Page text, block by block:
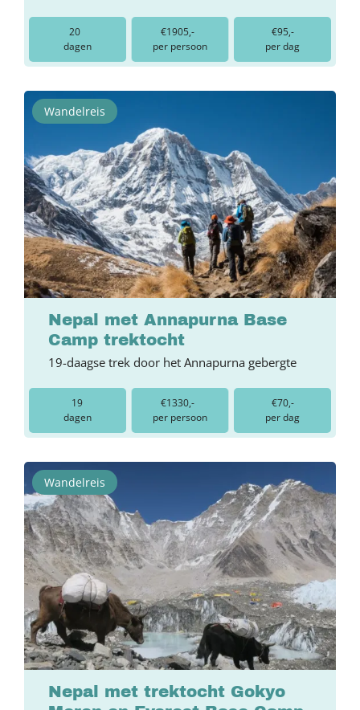
20
dagen
€1905,-
per persoon
€95,-
per dag
Wandelreis
Nepal met Annapurna Base
Camp trektocht
19-daagse trek door het Annapurna gebergte
19
dagen
€1330,-
per persoon
€70,-
per dag
Wandelreis
Nepal met trektocht Gokyo